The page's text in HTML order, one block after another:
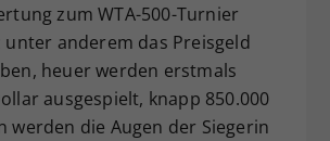
zum WTA-500-Turnier
unter anderem das Preisgeld
heuer werden erstmals
ausgespielt, knapp 850.000
werden die Augen der Siegerin